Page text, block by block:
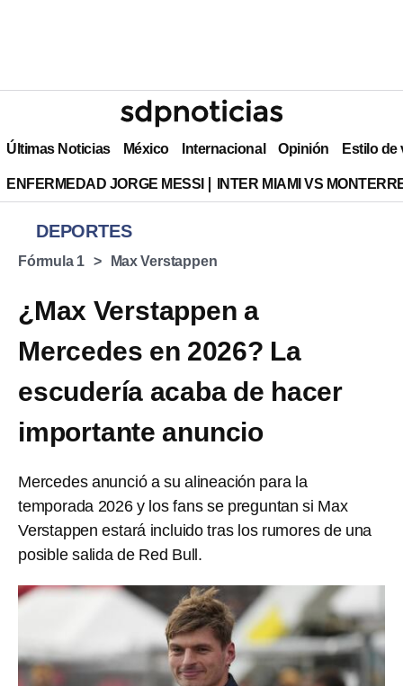
Últimas Noticias México Internacional Opinión Estilo de
ENFERMEDAD JORGE MESSI INTER MIAMI VS
DEPORTES
Fórmula 1 Max Verstappen
¿Max Verstappen a
Mercedes en 2026? La
escudería acaba de hacer
importante anuncio
Mercedes anunció a su alineación para la
temporada 2026 y los fans se preguntan si Max
Verstappen estará incluido tras los rumores de una
posible salida de Red Bull.